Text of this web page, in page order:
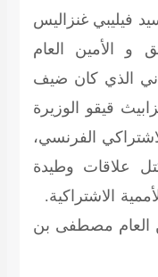
فيليبي غنزاليس
و الأمين العام
الذي كان ضيف
قيقو الوزيرة
الفرنسي،
علاقات وطيدة
الاشتراكية.
مصطفى بن